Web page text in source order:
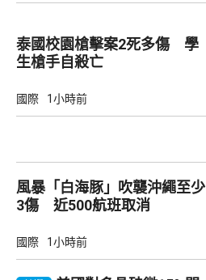
泰國校園槍擊案2死多傷 學
生槍手自殺亡
國際 1小時前
風暴「白海豚」吹襲沖繩至少
3傷 近500航班取消
國際 1小時前